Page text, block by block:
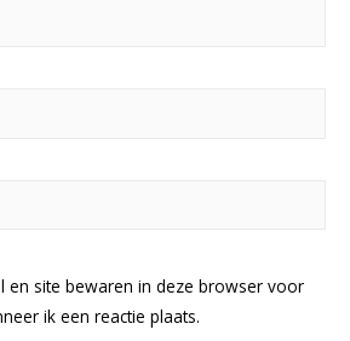
en site bewaren in deze browser voor
ik een reactie plaats.